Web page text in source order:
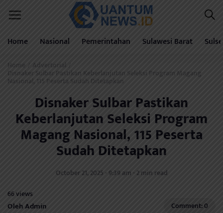
Home Nasional Pemerintahan Sulawesi Barat
Home / Advertorial /
Disnaker Sulbar Pastikan Keberlanjutan Seleksi Program Magang
Nasional, 115 Peserta Sudah Ditetapkan
Disnaker Sulbar Pastikan
Keberlanjutan Seleksi Program
Magang Nasional, 115 Peserta
Sudah Ditetapkan
October 21, 2025 - 9:39 am - 2 min read
66 views
Oleh Admin Comment: 0